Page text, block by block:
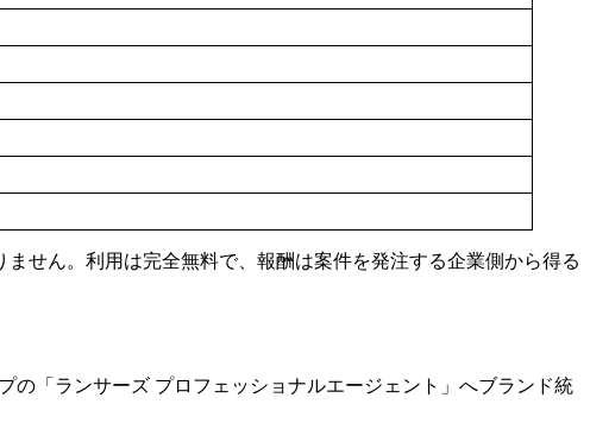
せん。利用は完全無料で、報酬は案件を発注する企業側から得る
の「ランサーズ プロフェッショナルエージェント」へブランド統